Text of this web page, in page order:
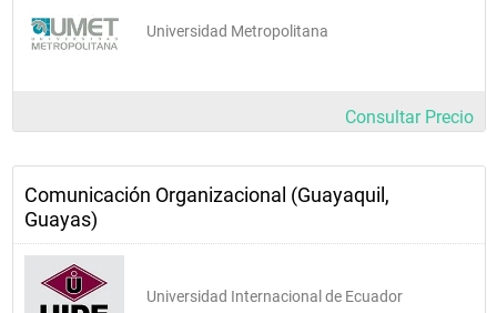
Community Manager.
Organizador de los medios, canales y flujos de información
Universidad Metropolitana
Consultar Precio
Comunicación Organizacional (Guayaquil,
Guayas)
Universidad Internacional de Ecuador